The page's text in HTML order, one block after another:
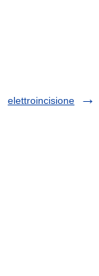
elettroincisione